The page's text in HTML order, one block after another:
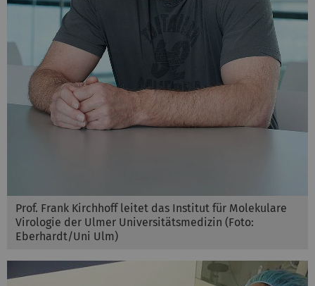
Prof. Frank Kirchhoff leitet das Institut für Molekulare
Virologie der Ulmer Universitätsmedizin (Foto:
Eberhardt/Uni Ulm)